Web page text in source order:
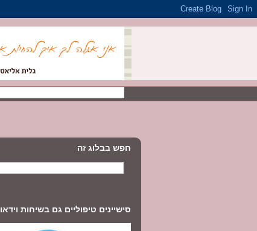
חפש בבלוג זה
סישיינים טיפוליים גם בשיחות וידאו